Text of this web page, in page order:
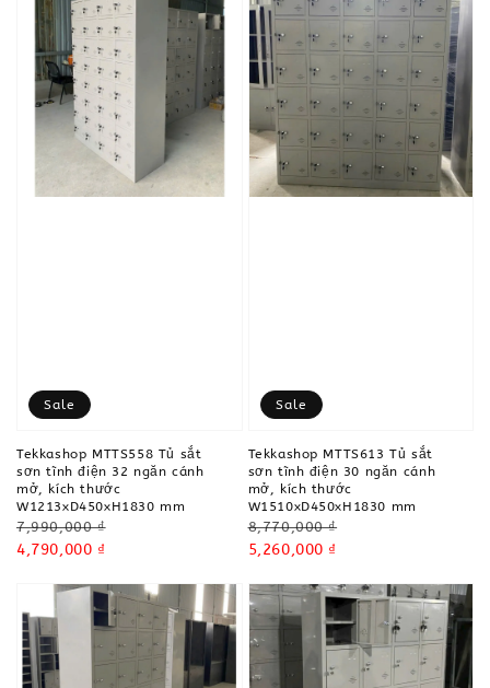
Sale
Tekkashop MTTS558 Tủ sắt
sơn tĩnh điện 32 ngăn cánh
mở, kích thước
W1213xD450xH1830 mm
Regular
price
7,990,000 ₫
Sale
4,790,000 ₫
Sale
Tekkashop MTTS613 Tủ sắt
sơn tĩnh điện 30 ngăn cánh
mở, kích thước
W1510xD450xH1830 mm
Regular
price
8,770,000 ₫
Sale
5,260,000 ₫